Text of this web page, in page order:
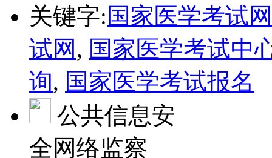
关键字:国家医学考试网
试网 , 国家医学考试中
询, 国家医学考试报名
公共信息安
全网络监察